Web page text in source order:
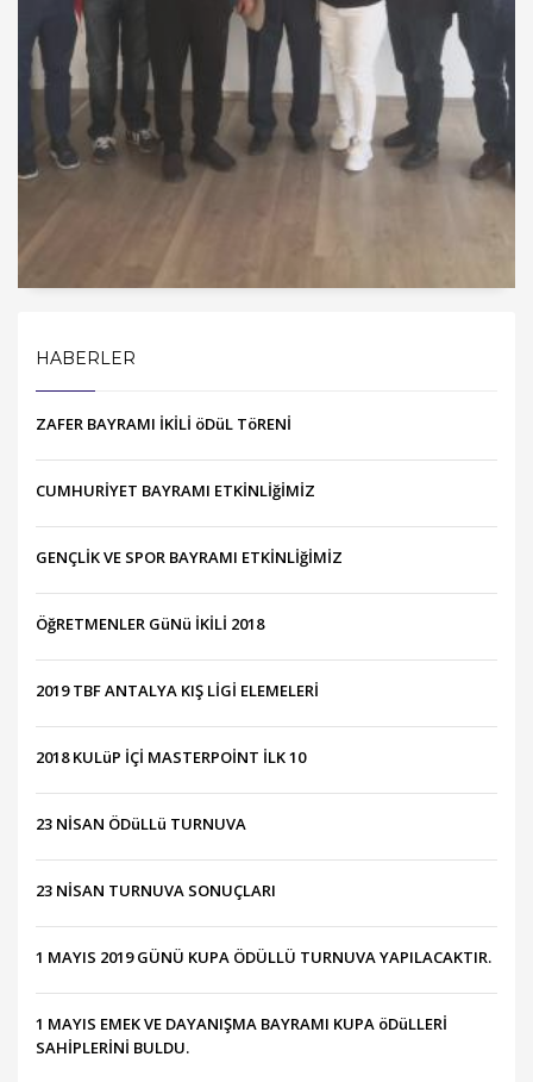
HABERLER
ZAFER BAYRAMI İKİLİ öDüL TöRENİ
CUMHURİYET BAYRAMI ETKİNLİğİMİZ
GENÇLİK VE SPOR BAYRAMI ETKİNLİğİMİZ
ÖğRETMENLER GüNü İKİLİ 2018
2019 TBF ANTALYA KIŞ LİGİ ELEMELERİ
2018 KULüP İÇİ MASTERPOİNT İLK 10
23 NİSAN ÖDüLLü TURNUVA
23 NİSAN TURNUVA SONUÇLARI
1 MAYIS 2019 GÜNÜ KUPA ÖDÜLLÜ TURNUVA YAPILACAKTIR.
1 MAYIS EMEK VE DAYANIŞMA BAYRAMI KUPA öDüLLERİ
SAHİPLERİNİ BULDU.